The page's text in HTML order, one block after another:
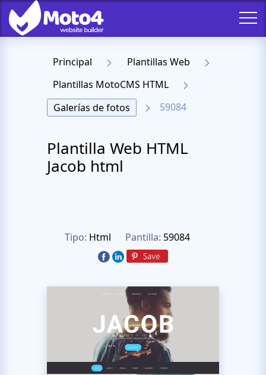
Principal
Plantillas Web
Plantillas MotoCMS HTML
Galerías de fotos
59084
Plantilla Web HTML
Jacob html
Tipo: Html Pantilla: 59084